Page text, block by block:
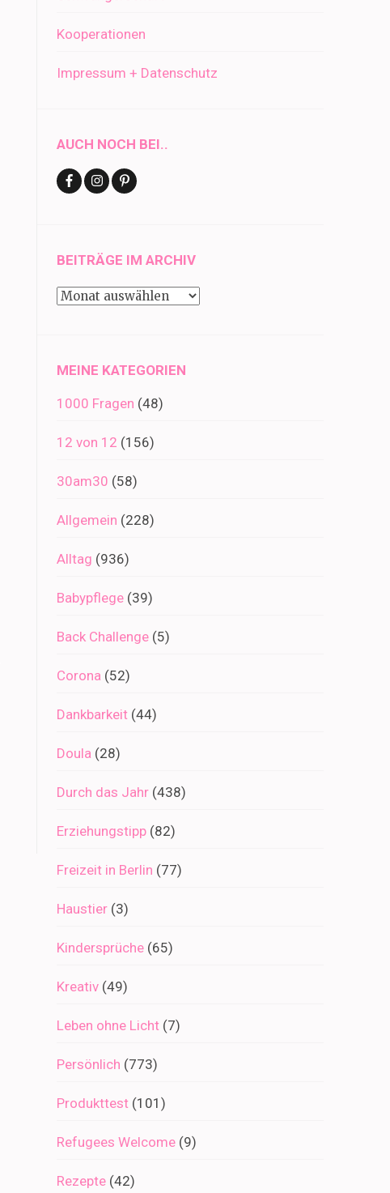
Kooperationen
Impressum + Datenschutz
AUCH NOCH BEI..
BEITRÄGE IM ARCHIV
Beiträge
MEINE KATEGORIEN
1000 Fragen (48)
12 von 12 (156)
30am30 (58)
Allgemein (228)
Alltag (936)
Babypflege (39)
Back Challenge (5)
Corona (52)
Dankbarkeit (44)
Doula (28)
Durch das Jahr (438)
Erziehungstipp (82)
Freizeit in Berlin (77)
Haustier (3)
Kindersprüche (65)
Kreativ (49)
Leben ohne Licht (7)
Persönlich (773)
Produkttest (101)
Refugees Welcome (9)
Rezepte (42)